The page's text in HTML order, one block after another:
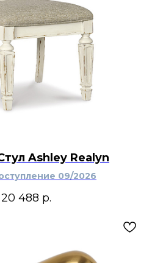
Ashley Realyn
09/2026
20 488 р.